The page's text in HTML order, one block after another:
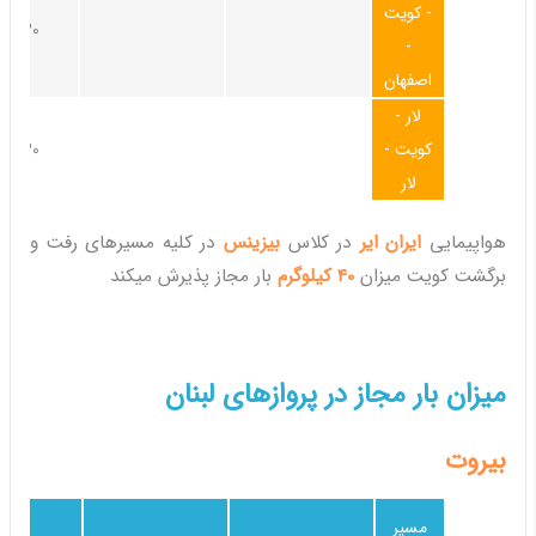
30کیلوگرم
- کویت
-
اصفهان
30کیلوگرم
لار -
کویت -
لار
هواپیمایی ایران ایر در کلاس بیزینس در کلیه مسیرهای رفت و
برگشت کویت میزان 40 کیلوگرم بار مجاز پذیرش میکند
میزان بار مجاز در پروازهای لبنان
بیروت
مسیر